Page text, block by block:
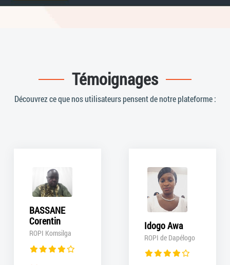
Témoignages
Découvrez ce que nos utilisateurs pensent de notre plateforme :
BASSANE
Corentin
ROPI Komsilga
Idogo Awa
ROPI de Dapélogo